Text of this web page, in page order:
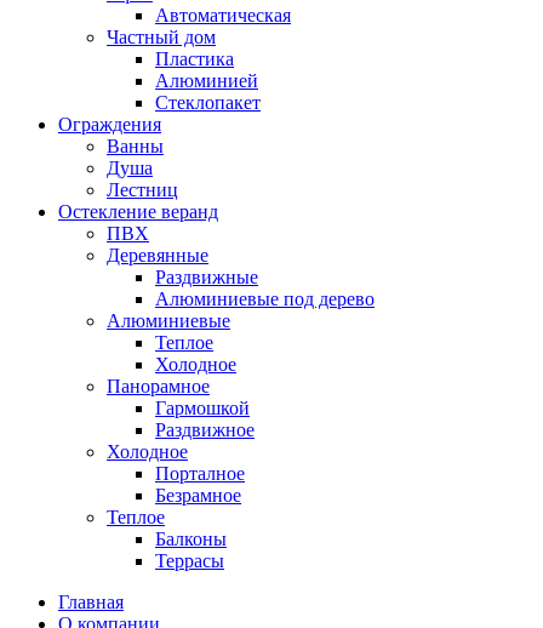
Автоматическая
Частный дом
Пластика
Алюминией
Стеклопакет
Ограждения
Ванны
Душа
Лестниц
Остекление веранд
ПВХ
Деревянные
Раздвижные
Алюминиевые под дерево
Алюминиевые
Теплое
Холодное
Панорамное
Гармошкой
Раздвижное
Холодное
Порталное
Безрамное
Теплое
Балконы
Террасы
Главная
О компании